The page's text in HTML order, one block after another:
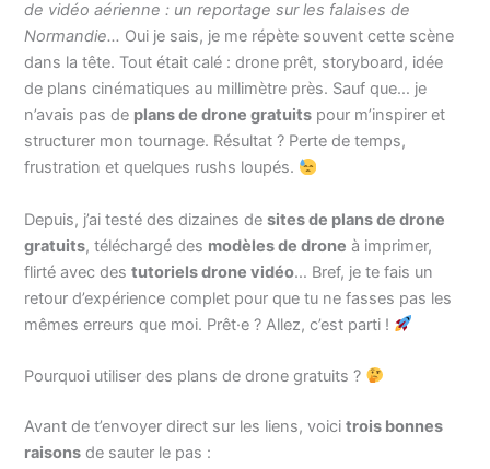
de vidéo aérienne : un reportage sur les falaises de
Normandie… Oui je sais, je me répète souvent cette scène
dans la tête. Tout était calé : drone prêt, storyboard, idée
de plans cinématiques au millimètre près. Sauf que… je
n’avais pas de plans de drone gratuits pour m’inspirer et
structurer mon tournage. Résultat ? Perte de temps,
frustration et quelques rushs loupés.
Depuis, j’ai testé des dizaines desites de plans de drone
gratuits, téléchargé des modèles de drone à imprimer,
flirté avec destutoriels drone vidéo… Bref, je te fais un
retour d’expérience complet pour que tu ne fasses pas les
mêmes erreurs que moi. Prêt·e ? Allez, c’est parti !
Pourquoi utiliser des plans de drone gratuits ?
Avant de t’envoyer direct sur les liens, voicitrois bonnes
raisons de sauter le pas :